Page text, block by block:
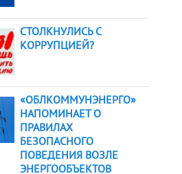
СТОЛКНУЛИСЬ С
КОРРУПЦИЕЙ?
«ОБЛКОММУНЭНЕРГО»
НАПОМИНАЕТ О
ПРАВИЛАХ
БЕЗОПАСНОГО
ПОВЕДЕНИЯ ВОЗЛЕ
ЭНЕРГООБЪЕКТОВ